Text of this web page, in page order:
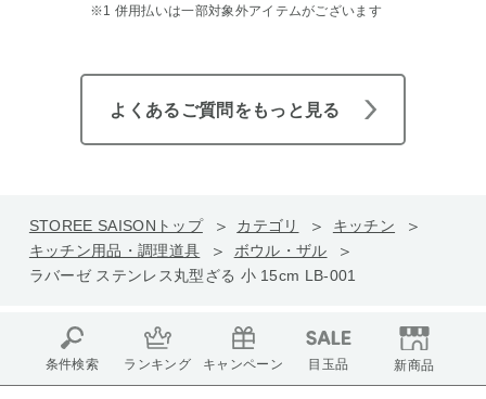
※1 併用払いは一部対象外アイテムがございます
よくあるご質問をもっと見る
STOREE SAISONトップ カテゴリ
キッチン
キッチン用品・調理道具
ボウル・ザル
ラバーゼ ステンレス丸型ざる 小 15cm LB-001
条件検索 ランキング キャンペーン 目玉品 新商品